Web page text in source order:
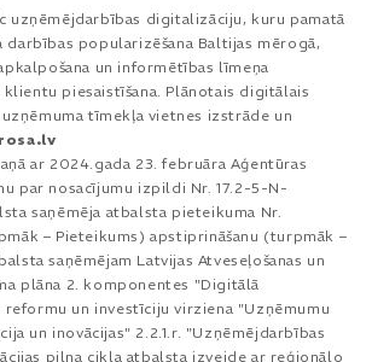
uzņēmējdarbības digitalizāciju, kuru pamatā
darbības popularizēšana Baltijas mērogā,
un informētības līmeņa
klientu piesaistīšana. Plānotais digitālais
tīmekļa vietnes izstrāde un
ar 2024.gada 23. februāra Aģentūras
par nosacījumu izpildi Nr. 17.2-5-N-
saņēmēja atbalsta pieteikuma Nr.
– Pieteikums) apstiprināšanu (turpmāk –
saņēmējam Latvijas Atveseļošanas un
plāna 2. komponentes "Digitālā
un investīciju virziena "Uzņēmumu
un inovācijas" 2.2.1.r. "Uzņēmējdarbības
pilna cikla atbalsta izveide ar reģionālo